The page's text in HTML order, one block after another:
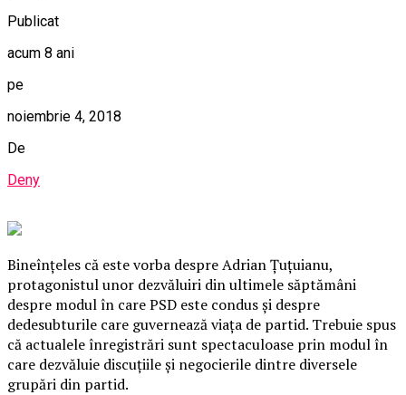
Publicat
acum 8 ani
pe
noiembrie 4, 2018
De
Deny
Bineînţeles că este vorba despre Adrian Țuţuianu,
protagonistul unor dezvăluiri din ultimele săptămâni
despre modul în care PSD este condus şi despre
dedesubturile care guvernează viaţa de partid. Trebuie spus
că actualele înregistrări sunt spectaculoase prin modul în
care dezvăluie discuţiile şi negocierile dintre diversele
grupări din partid.